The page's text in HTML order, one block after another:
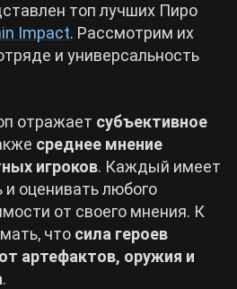
топ лучших Пиро
Impact. Рассмотрим их
и универсальность
отражает субъективное
среднее мнение
игроков. Каждый имеет
и оценивать любого
от своего мнения. К
что сила героев
артефактов, оружия и
.